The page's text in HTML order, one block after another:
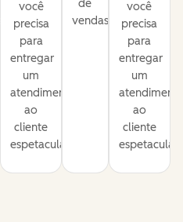
você
precisa
para
entregar
um
atendimento
ao
cliente
espetacular.
de
vendas.
você
precisa
para
entregar
um
ao
cliente
espetacular.